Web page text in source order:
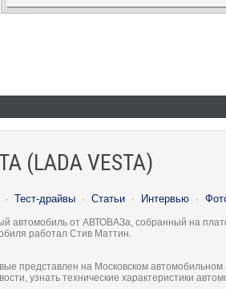
(LADA VESTA)
· Тест-драйвы · Статьи · Интервью ·
автомобиль от АВТОВАЗа, собранный на
работал Стив Маттин.
представлен на Московском
узнать технические характеристики